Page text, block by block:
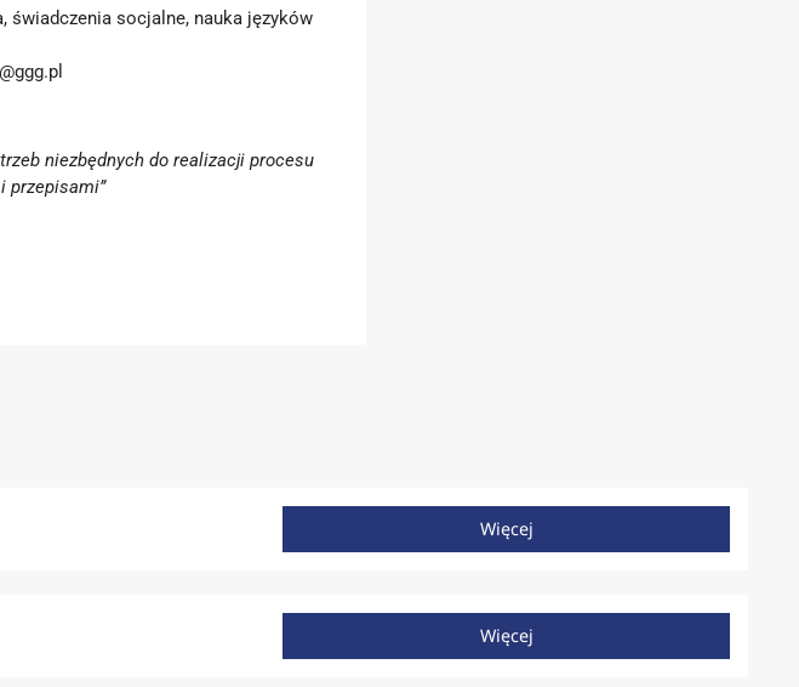
świadczenia socjalne, nauka języków
niezbędnych do realizacji procesu
przepisami”
Więcej
Więcej